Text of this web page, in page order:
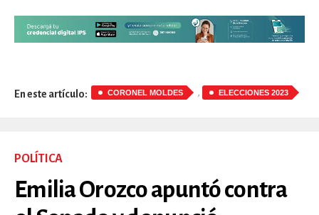
En este artículo: CORONEL MOLDES , ELECCIONES 2023
POLÍTICA
Emilia Orozco apuntó contra